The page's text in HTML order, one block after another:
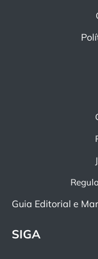
Guia Editorial e
SIGA